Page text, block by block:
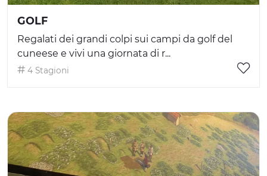
GOLF
Regalati dei grandi colpi sui campi da golf del
cuneese e vivi una giornata di r...
4 Stagioni